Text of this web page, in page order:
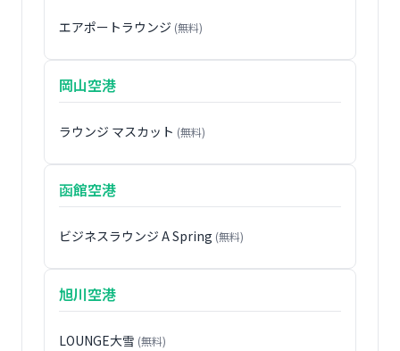
エアポートラウンジ (無料)
岡山空港
ラウンジ マスカット (無料)
函館空港
ビジネスラウンジ A Spring (無料)
旭川空港
LOUNGE大雪 (無料)